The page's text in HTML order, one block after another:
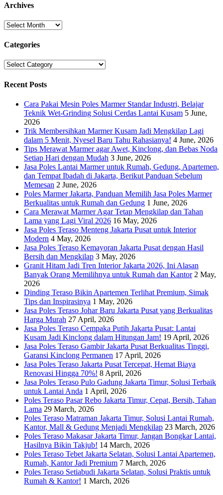
Archives
Archives
Categories
Categories
Recent Posts
Cara Pakai Mesin Poles Marmer Standar Industri, Belajar
Teknik Wet-Grinding Solusi Cerdas Lantai Kusam 5 June,
2026
Trik Membersihkan Marmer Kusam Jadi Mengkilap Lagi
dalam 5 Menit, Nyesel Baru Tahu Rahasianya! 4 June, 2026
Tips Merawat Marmer agar Awet, Kinclong, dan Bebas Noda
Setiap Hari dengan Mudah 3 June, 2026
Jasa Poles Lantai Marmer untuk Rumah, Gedung, Apartemen,
dan Tempat Ibadah di Jakarta, Berikut Panduan Sebelum
Memesan 2 June, 2026
Poles Marmer Jakarta, Panduan Memilih Jasa Poles Marmer
Berkualitas untuk Rumah dan Gedung 1 June, 2026
Cara Merawat Marmer Agar Tetap Mengkilap dan Tahan
Lama yang Lagi Viral 2026 16 May, 2026
Jasa Poles Teraso Menteng Jakarta Pusat untuk Interior
Modern 4 May, 2026
Jasa Poles Teraso Kemayoran Jakarta Pusat dengan Hasil
Bersih dan Mengkilap 3 May, 2026
Granit Hitam Jadi Tren Interior Jakarta 2026, Ini Alasan
Banyak Orang Memilihnya untuk Rumah dan Kantor 2 May,
2026
Dinding Teraso Bikin Apartemen Terlihat Premium, Simak
Tips dan Inspirasinya 1 May, 2026
Jasa Poles Teraso Johar Baru Jakarta Pusat yang Berkualitas
Harga Murah 27 April, 2026
Jasa Poles Teraso Cempaka Putih Jakarta Pusat: Lantai
Kusam Jadi Kinclong dalam Hitungan Jam! 19 April, 2026
Jasa Poles Teraso Gambir Jakarta Pusat Berkualitas Tinggi,
Garansi Kinclong Permanen 17 April, 2026
Jasa Poles Teraso Jakarta Pusat Tercepat, Hemat Biaya
Renovasi Hingga 70%! 8 April, 2026
Jasa Poles Teraso Pulo Gadung Jakarta Timur, Solusi Terbaik
untuk Lantai Anda 1 April, 2026
Poles Teraso Pasar Rebo Jakarta Timur, Cepat, Bersih, Tahan
Lama 29 March, 2026
Poles Teraso Matraman Jakarta Timur, Solusi Lantai Rumah,
Kantor, Mall & Gedung Menjadi Mengkilap 23 March, 2026
Poles Teraso Makasar Jakarta Timur, Jangan Bongkar Lantai,
Hasilnya Bikin Takjub! 14 March, 2026
Poles Teraso Tebet Jakarta Selatan, Solusi Lantai Apartemen,
Rumah, Kantor Jadi Premium 7 March, 2026
Poles Teraso Setiabudi Jakarta Selatan, Solusi Praktis untuk
Rumah & Kantor! 1 March, 2026